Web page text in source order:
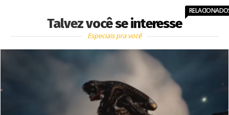
Talvez você se interesse
Especiais pra você